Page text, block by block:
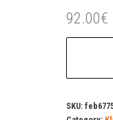
92.00€
SKU: